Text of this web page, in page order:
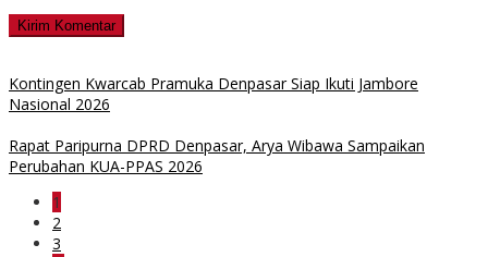
Kontingen Kwarcab Pramuka Denpasar Siap Ikuti Jambore
Nasional 2026
Rapat Paripurna DPRD Denpasar, Arya Wibawa Sampaikan
Perubahan KUA-PPAS 2026
1
2
3